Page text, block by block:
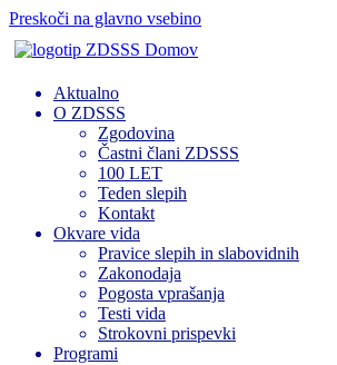
Preskoči na glavno vsebino
Domov
Aktualno
O ZDSSS
Zgodovina
Častni člani ZDSSS
100 LET
Teden slepih
Kontakt
Okvare vida
Pravice slepih in slabovidnih
Zakonodaja
Pogosta vprašanja
Testi vida
Strokovni prispevki
Programi